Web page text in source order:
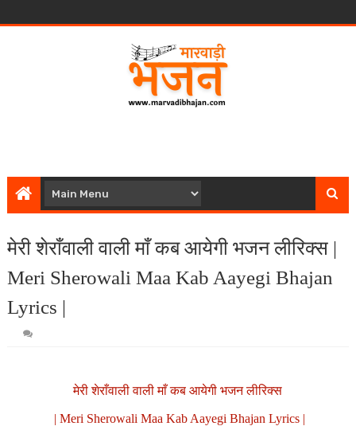
मेरी शेराँवाली वाली माँ कब आयेगी भजन लीरिक्स |
Meri Sherowali Maa Kab Aayegi Bhajan
Lyrics |
मेरी शेराँवाली वाली माँ कब आयेगी भजन लीरिक्स
| Meri Sherowali Maa Kab Aayegi Bhajan Lyrics |